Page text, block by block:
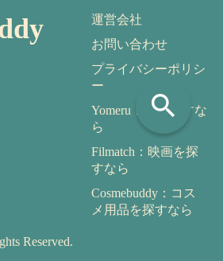
search
運営会社
お問い合わせ
プライバシーポリシ
ー
Yomeru：本を探すな
ら
Filmatch：映画を探
すなら
Cosmebuddy：コス
メ用品を探すなら
Reserved.